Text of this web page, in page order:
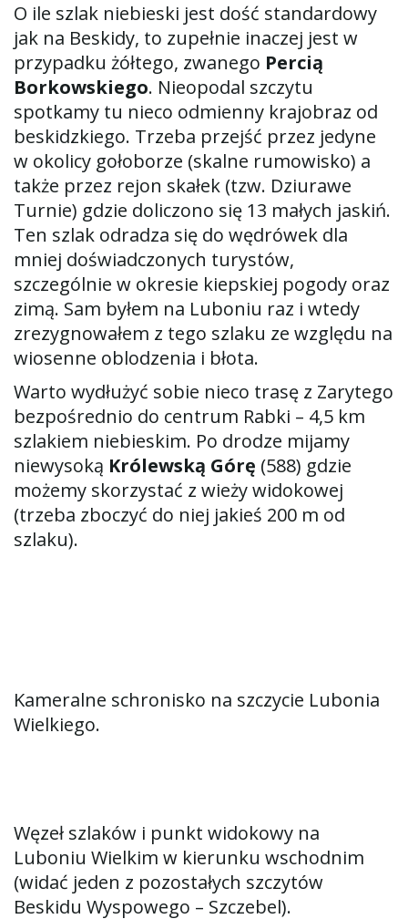
O ile szlak niebieski jest dość standardowy
jak na Beskidy, to zupełnie inaczej jest w
przypadku żółtego, zwanego Percią
Borkowskiego. Nieopodal szczytu
spotkamy tu nieco odmienny krajobraz od
beskidzkiego. Trzeba przejść przez jedyne
w okolicy gołoborze (skalne rumowisko) a
także przez rejon skałek (tzw. Dziurawe
Turnie) gdzie doliczono się 13 małych jaskiń.
Ten szlak odradza się do wędrówek dla
mniej doświadczonych turystów,
szczególnie w okresie kiepskiej pogody oraz
zimą. Sam byłem na Luboniu raz i wtedy
zrezygnowałem z tego szlaku ze względu na
wiosenne oblodzenia i błota.
Warto wydłużyć sobie nieco trasę z Zarytego
bezpośrednio do centrum Rabki – 4,5 km
szlakiem niebieskim. Po drodze mijamy
niewysoką Królewską Górę (588) gdzie
możemy skorzystać z wieży widokowej
(trzeba zboczyć do niej jakieś 200 m od
szlaku).
Kameralne schronisko na szczycie Lubonia
Wielkiego.
Węzeł szlaków i punkt widokowy na
Luboniu Wielkim w kierunku wschodnim
(widać jeden z pozostałych szczytów
Beskidu Wyspowego – Szczebel).